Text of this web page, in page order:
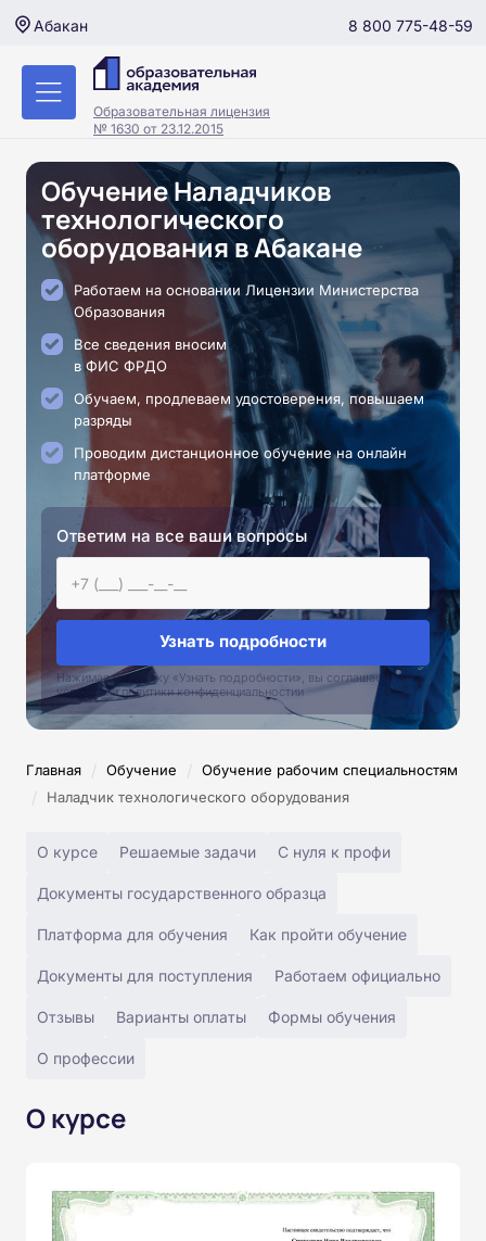
Абакан 8 800 775-48-59
Образовательная лицензия
№ 1630 от 23.12.2015
Обучение Наладчиков
технологического
оборудования в Абакане
Работаем на основании Лицензии Министерства
Образования
Все сведения вносим
в ФИС ФРДО
Обучаем, продлеваем удостоверения, повышаем
разряды
Проводим дистанционное обучение на онлайн
платформе
Ответим на все ваши вопросы
Узнать подробности
Нажимая на кнопку «Узнать подробности», вы соглашаетесь с
условиями политики конфиденциальностии
Главная / Обучение / Обучение рабочим специальностям
/ Наладчик технологического оборудования
О курсе Решаемые задачи С нуля к профи
Документы государственного образца
Платформа для обучения Как пройти обучение
Документы для поступления Работаем официально
Отзывы Варианты оплаты Формы обучения
О профессии
О курсе